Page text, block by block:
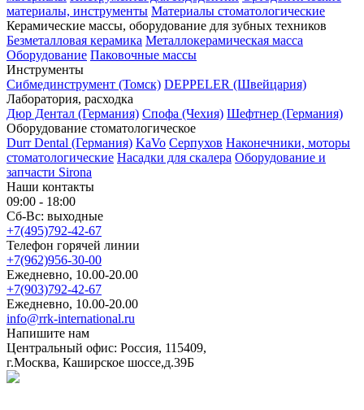
материалы, инструменты Материалы стоматологические
Керамические массы, оборудование для зубных техников
Безметалловая керамика Металлокерамическая масса
Оборудование Паковочные массы
Инструменты
Cибмединструмент (Томск) DEPPELER (Швейцария)
Лаборатория, расходка
Дюр Дентал (Германия) Спофа (Чехия) Шефтнер (Германия)
Оборудование стоматологическое
Durr Dental (Германия) KaVo Серпухов Наконечники, моторы
стоматологические Насадки для скалера Оборудование и
запчасти Sirona
Наши контакты
09:00 - 18:00
Сб-Вс: выходные
+7(495)792-42-67
Телефон горячей линии
+7(962)956-30-00
Ежедневно, 10.00-20.00
+7(903)792-42-67
Ежедневно, 10.00-20.00
info@rrk-international.ru
Напишите нам
Центральный офис: Россия, 115409,
г.Москва, Каширское шоссе,д.39Б